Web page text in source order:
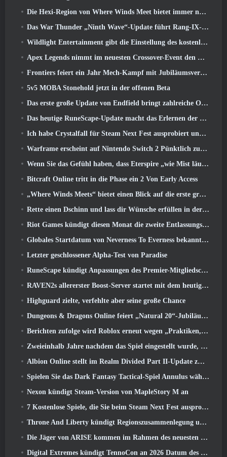
Die Hexi-Region von Where Winds Meet bietet immer noch das, was Spieler lieben, und ist gleichzeitig ein einzigartiges Erlebnis
Das War Thunder „Ninth Wave“-Update führt Rang-IX-Jets ein
Wildlight Entertainment gibt die Einstellung des kostenlosen Helden-Shooters Highguard bekannt
Apex Legends nimmt im neuesten Crossover-Event den Kampf mit dem Gundam-Universum auf
Frontiers feiert ein Jahr Mech-Kampf mit Jubiläumsveranstaltungen
5v5 MOBA Stonehold jetzt in der offenen Beta
Das erste große Update von Endfield bringt zahlreiche Optimierungen mit sich
Das heutige RuneScape-Update macht das Erlernen der ursprünglichen Kampfstile des MMORPGs einfacher
Ich habe Crystalfall für Steam Next Fest ausprobiert und das habe ich gelernt
Warframe erscheint auf Nintendo Switch 2 Pünktlich zum nächsten großen Update, Der Schattengraph
Wenn Sie das Gefühl haben, dass Eterspire „wie Mist läuft“, Der Creative Director sagt, dass dies nicht mehr der Fall sei
Bitcraft Online tritt in die Phase ein 2 Von Early Access
„Where Winds Meets“ bietet einen Blick auf die erste große Erweiterung im Hexi-Livestream
Rette einen Dschinn und lass dir Wünsche erfüllen in der Mirage League von Path Of Exile
Riot Games kündigt diesen Monat die zweite Entlassungsserie an
Globales Startdatum von Neverness To Everness bekannt gegeben
Letzter geschlossener Alpha-Test von Paradise
RuneScape kündigt Anpassungen des Premier-Mitgliedschaftsmodells an, um den jüngsten Änderungen am MMORPG Rechnung zu tragen
RAVEN2s allererster Boost-Server startet mit dem heutigen Update
Highguard zielte, verfehlte aber seine große Chance
Dungeons & Dragons Online feiert „Natural 20“-Jubiläum mit besonderen Quests und Belohnungen
Berichten zufolge wird Roblox erneut wegen „Praktiken, die Kinder gefährden und ausbeuten“ verklagt
Zweieinhalb Jahre nachdem das Spiel eingestellt wurde, Gamigo neckt die Rückkehr des mittelalterlichen MMO Glory Victis
Albion Online stellt im Realm Divided Part II-Update zwei wichtige Fraktionskriegsfunktionen vor
Spielen Sie das Dark Fantasy Tactical-Spiel Annulus während des Steam Next Fest
Nexon kündigt Steam-Version von MapleStory M an
7 Kostenlose Spiele, die Sie beim Steam Next Fest ausprobieren können
Throne And Liberty kündigt Regionszusammenlegung und Serverkonsolidierung an
Die Jäger von ARISE kommen im Rahmen des neuesten Kooperationsevents nach Fortnite
Digital Extremes kündigt TennoCon an 2026 Datum des Ticketverkaufs